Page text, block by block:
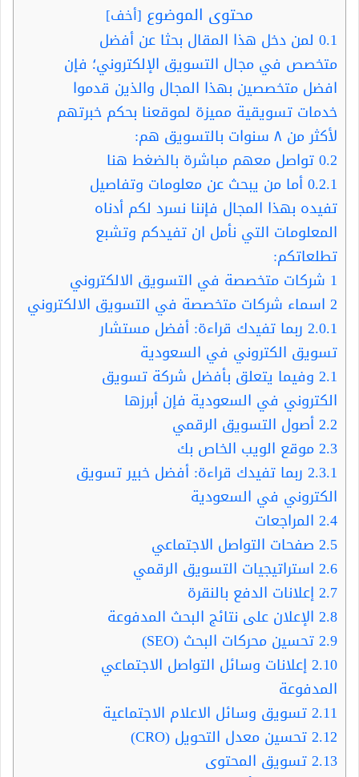
محتوى الموضوع [أخف]
0.1 لمن دخل هذا المقال بحثا عن أفضل
متخصص في مجال التسويق الإلكتروني؛ فإن
افضل متخصصين بهذا المجال والذين قدموا
خدمات تسويقية مميزة لموقعنا بحكم خبرتهم
لأكثر من ٨ سنوات بالتسويق هم:
0.2تواصل معهم مباشرة بالضغط هنا
0.2.1أما من يبحث عن معلومات وتفاصيل
تفيده بهذا المجال فإننا نسرد لكم أدناه
المعلومات التي نأمل ان تفيدكم وتشبع
تطلعاتكم:
1 شركات متخصصة في التسويق الالكتروني
2 اسماء شركات متخصصة في التسويق الالكتروني
2.0.1 ربما تفيدك قراءة: أفضل مستشار
تسويق الكتروني في السعودية
2.1 وفيما يتعلق بأفضل شركة تسويق
الكتروني في السعودية فإن أبرزها
2.2أصول التسويق الرقمي
2.3موقع الويب الخاص بك
2.3.1 ربما تفيدك قراءة: أفضل خبير تسويق
الكتروني في السعودية
2.4 المراجعات
2.5 صفحات التواصل الاجتماعي
2.6 استراتيجيات التسويق الرقمي
2.7إعلانات الدفع بالنقرة
2.8 الإعلان على نتائج البحث المدفوعة
2.9تحسين محركات البحث (SEO)
2.10إعلانات وسائل التواصل الاجتماعي
المدفوعة
2.11تسويق وسائل الاعلام الاجتماعية
2.12تحسين معدل التحويل (CRO)
2.13تسويق المحتوى